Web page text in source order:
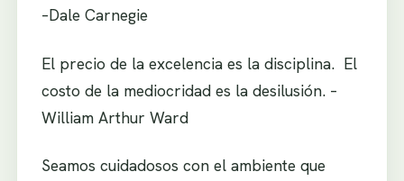
–Dale Carnegie
El precio de la excelencia es la disciplina. El
costo de la mediocridad es la desilusión. –
William Arthur Ward
Seamos cuidadosos con el ambiente que